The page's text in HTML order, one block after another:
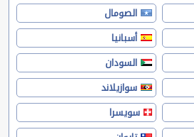
الصومال
أسبانيا
السودان
سوازيلاند
سويسرا